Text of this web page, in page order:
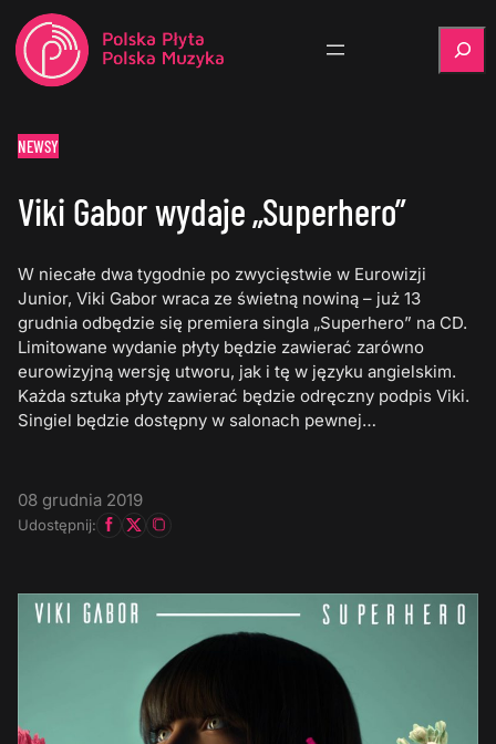
NEWSY
Viki Gabor wydaje „Superhero”
W niecałe dwa tygodnie po zwycięstwie w Eurowizji
Junior, Viki Gabor wraca ze świetną nowiną – już 13
grudnia odbędzie się premiera singla „Superhero” na CD.
Limitowane wydanie płyty będzie zawierać zarówno
eurowizyjną wersję utworu, jak i tę w języku angielskim.
Każda sztuka płyty zawierać będzie odręczny podpis Viki.
Singiel będzie dostępny w salonach pewnej…
08 grudnia 2019
Udostępnij: